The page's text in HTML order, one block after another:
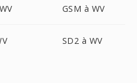
GSM à WV
SD2 à WV